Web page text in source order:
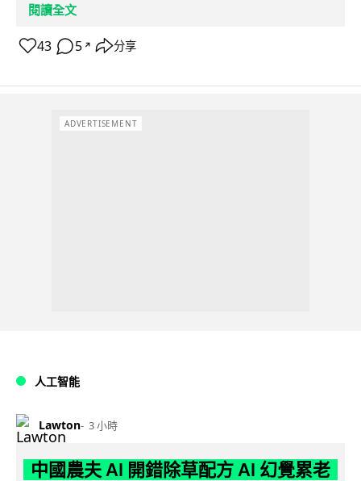
閱讀全文
43 5 ↗ 分享
ADVERTISEMENT
人工智能
Lawton 3 小時
中國農夫 AI 開錯除草配方 AI 幻覺累老